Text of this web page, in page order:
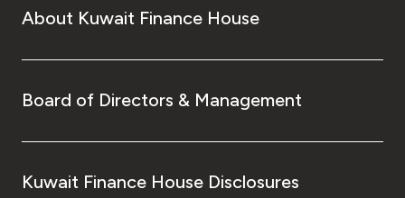
About Kuwait Finance House
Board of Directors & Management
Kuwait Finance House Disclosures